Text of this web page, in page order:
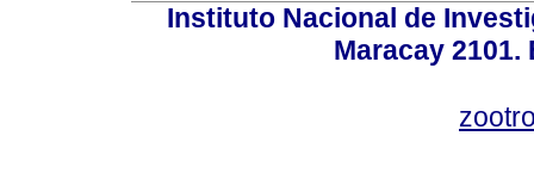
Instituto Nacional de
Maracay 2101.